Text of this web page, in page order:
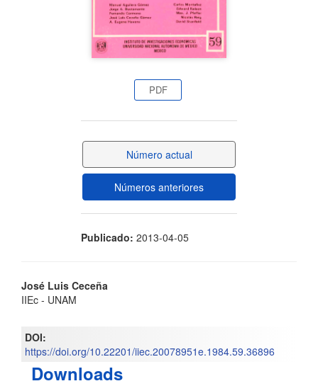
PDF
Número actual
Números anteriores
Publicado: 2013-04-05
Contenido
del
artículo
José Luis Ceceña
IIEc - UNAM
DOI:
https://doi.org/10.22201/iiec.20078951e.1984.59.36896
Downloads